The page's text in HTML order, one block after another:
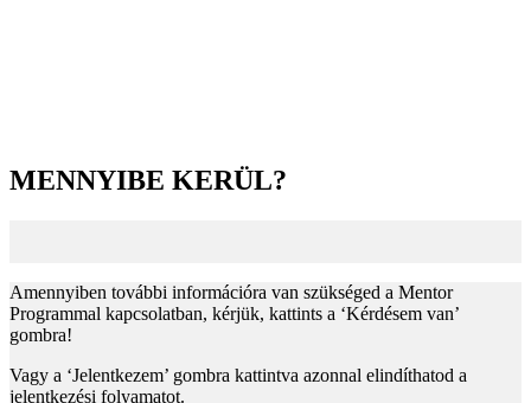
MENNYIBE KERÜL?
Amennyiben további információra van szükséged a Mentor
Programmal kapcsolatban, kérjük, kattints a ‘Kérdésem van’
gombra!
Vagy a ‘Jelentkezem’ gombra kattintva azonnal elindíthatod a
jelentkezési folyamatot.